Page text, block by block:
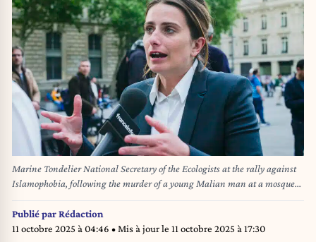
Marine Tondelier National Secretary of the Ecologists at the rally against
Islamophobia, following the murder of a young Malian man at a mosque
in the Gard department. Paris, France, on April 27, 2025. Marine
Tondelier secretaire nationale des Ecologistes lors du rassemblement
contre l islamophobie apres le meurtre d un jeune Malien dans une
Publié parRédaction
11 octobre 2025 à 04:46 • Mis à jour le 11 octobre 2025 à 17:30